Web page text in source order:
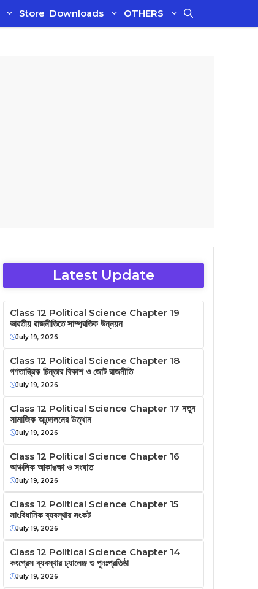
Store Downloads OTHERS
Latest Update
Class 12 Political Science Chapter 19
ভারতীয় রাজনীতিতে সাম্প্রতিক উন্নয়ন
July 19, 2026
Class 12 Political Science Chapter 18
গণতান্ত্রিক চিন্তার বিকাশ ও জোট রাজনীতি
July 19, 2026
Class 12 Political Science Chapter 17 নতুন
সামাজিক আন্দোলনের উত্থান
July 19, 2026
Class 12 Political Science Chapter 16
আঞ্চলিক আকাঙক্ষা ও সংঘাত
July 19, 2026
Class 12 Political Science Chapter 15
সাংবিধানিক ব্যবস্থার সংকট
July 19, 2026
Class 12 Political Science Chapter 14
কংগ্রেস ব্যবস্থার চ্যালেঞ্জ ও পুনঃপ্রতিষ্ঠা
July 19, 2026